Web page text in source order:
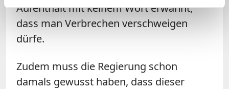
Aufenthalt mit keinem Wort erwähnt,
dass man Verbrechen verschweigen
dürfe.
Zudem muss die Regierung schon
damals gewusst haben, dass dieser